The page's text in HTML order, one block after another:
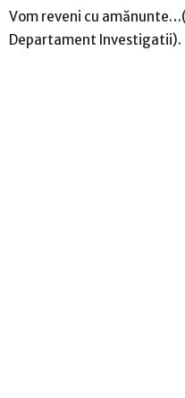
Vom reveni cu
Departament Investigatii).